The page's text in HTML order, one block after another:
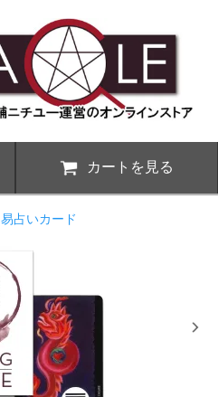
カートを見る
易占いカード